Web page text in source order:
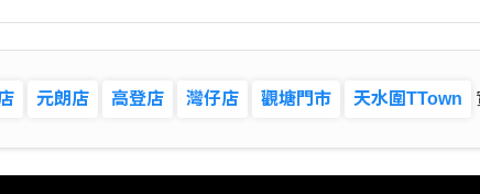
元朗店 高登店 灣仔店 觀塘門市 天水圍TTown